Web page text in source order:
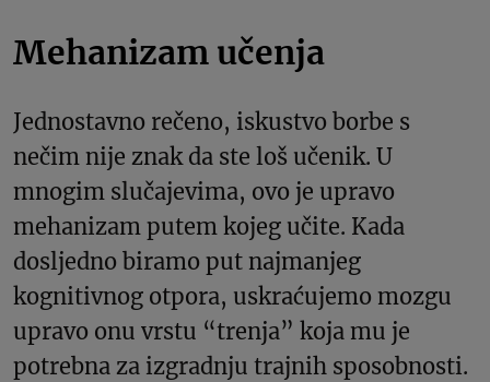
Mehanizam učenja
Jednostavno rečeno, iskustvo borbe s
nečim nije znak da ste loš učenik. U
mnogim slučajevima, ovo je upravo
mehanizam putem kojeg učite. Kada
dosljedno biramo put najmanjeg
kognitivnog otpora, uskraćujemo mozgu
upravo onu vrstu “trenja” koja mu je
potrebna za izgradnju trajnih sposobnosti.